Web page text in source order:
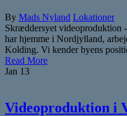
By Mads Nyland Lokationer
Skræddersyet
har hjemme i Nordjylland,
Kolding. Vi kender byens
Read More
Jan 13
Videoproduktion i